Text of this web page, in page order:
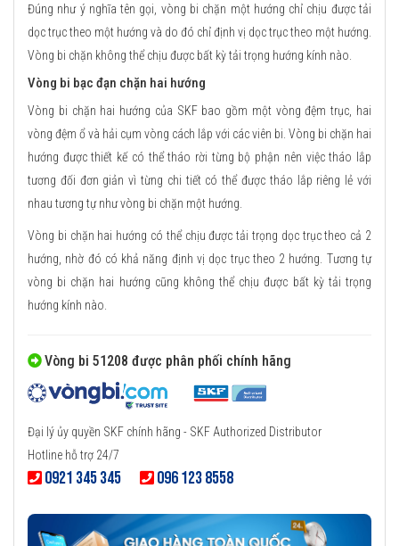
Đúng như ý nghĩa tên gọi, vòng bi chặn một hướng chỉ chịu được tải
dọc trục theo một hướng và do đó chỉ định vị dọc trục theo một hướng.
Vòng bi chặn không thể chịu được bất kỳ tải trọng hướng kính nào.
Vòng bi bạc đạn chặn hai hướng
Vòng bi chặn hai hướng của SKF bao gồm một vòng đệm trục, hai
vòng đệm ổ và hải cụm vòng cách lắp với các viên bi. Vòng bi chặn hai
hướng được thiết kế có thể tháo rời từng bộ phận nên việc tháo lắp
tương đối đơn giản vì từng chi tiết có thể được tháo lắp riêng lẻ với
nhau tương tự như vòng bi chặn một hướng.
Vòng bi chặn hai hướng có thể chịu được tải trọng dọc trục theo cả 2
hướng, nhờ đó có khả năng định vị dọc trục theo 2 hướng. Tương tự
vòng bi chặn hai hướng cũng không thể chịu được bất kỳ tải trọng
hướng kính nào.
Vòng bi 51208 được phân phối chính hãng
Đại lý ủy quyền SKF chính hãng - SKF Authorized Distributor
Hotline hỗ trợ 24/7
0921 345 345 096 123 8558